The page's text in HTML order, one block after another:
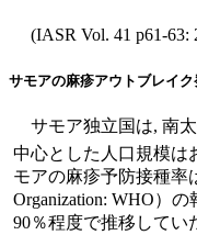
(IASR Vol. 41 p61-63:
サモアの麻疹アウトブレイ
サモア独立国は, 南
中心とした人口規模は
モアの麻疹予防接種率
Organization: WHO）
90％程度で推移してい